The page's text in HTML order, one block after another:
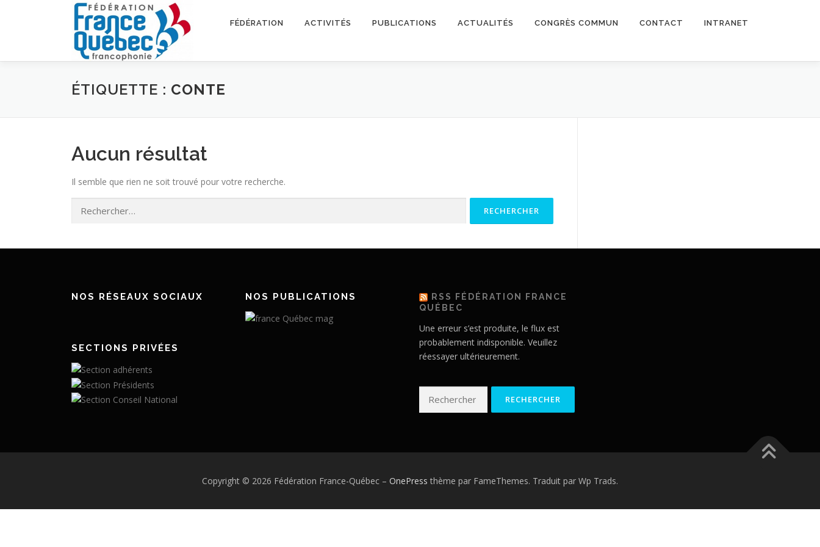
FÉDÉRATION ACTIVITÉS PUBLICATIONS ACTUALITÉS CONGRÈS COMMUN CONTACT INTRANET
ÉTIQUETTE : CONTE
Aucun résultat
Il semble que rien ne soit trouvé pour votre recherche.
NOS RÉSEAUX SOCIAUX
SECTIONS PRIVÉES
NOS PUBLICATIONS
RSS FÉDÉRATION FRANCE
QUÉBEC
Une erreur s’est produite, le flux est
probablement indisponible. Veuillez
réessayer ultérieurement.
Copyright © 2026 Fédération France-Québec – OnePress thème par FameThemes. Traduit par Wp Trads.